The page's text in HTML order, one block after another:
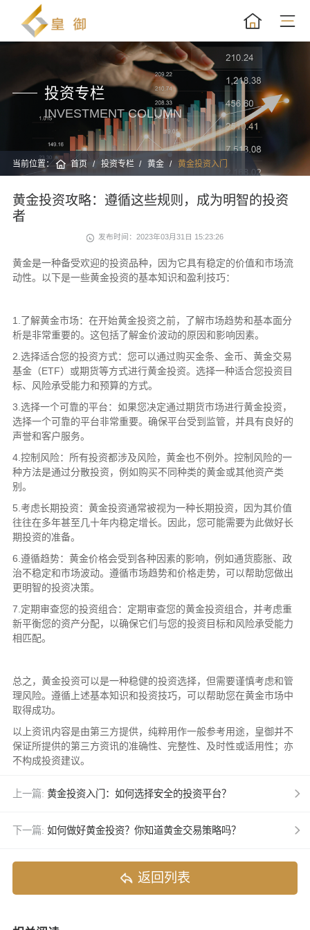
投资专栏
INVESTMENT COLUMN
当前位置： 首页 投资专栏 黄金 黄金投资入门
黄金投资攻略：遵循这些规则，成为明智的投资
者
发布时间：2023年03月31日 15:23:26
黄金是一种备受欢迎的投资品种，因为它具有稳定的价值和市场流
动性。以下是一些黄金投资的基本知识和盈利技巧：
1.了解黄金市场：在开始黄金投资之前，了解市场趋势和基本面分
析是非常重要的。这包括了解金价波动的原因和影响因素。
2.选择适合您的投资方式：您可以通过购买金条、金币、黄金交易
基金（ETF）或期货等方式进行黄金投资。选择一种适合您投资目
标、风险承受能力和预算的方式。
3.选择一个可靠的平台：如果您决定通过期货市场进行黄金投资，
选择一个可靠的平台非常重要。确保平台受到监管，并具有良好的
声誉和客户服务。
4.控制风险：所有投资都涉及风险，黄金也不例外。控制风险的一
种方法是通过分散投资，例如购买不同种类的黄金或其他资产类
别。
5.考虑长期投资：黄金投资通常被视为一种长期投资，因为其价值
往往在多年甚至几十年内稳定增长。因此，您可能需要为此做好长
期投资的准备。
6.遵循趋势：黄金价格会受到各种因素的影响，例如通货膨胀、政
治不稳定和市场波动。遵循市场趋势和价格走势，可以帮助您做出
更明智的投资决策。
7.定期审查您的投资组合：定期审查您的黄金投资组合，并考虑重
新平衡您的资产分配，以确保它们与您的投资目标和风险承受能力
相匹配。
总之，黄金投资可以是一种稳健的投资选择，但需要谨慎考虑和管
理风险。遵循上述基本知识和投资技巧，可以帮助您在黄金市场中
取得成功。
以上资讯内容是由第三方提供，纯粹用作一般参考用途，皇御并不
保证所提供的第三方资讯的准确性、完整性、及时性或适用性；亦
不构成投资建议。
上一篇: 黄金投资入门：如何选择安全的投资平台？
下一篇: 如何做好黄金投资？你知道黄金交易策略吗？
返回列表